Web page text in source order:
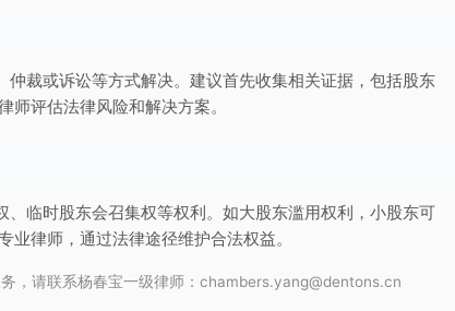
裁或诉讼等方式解决。建议首先收集相关证据，包括股东
评估法律风险和解决方案。
临时股东会召集权等权利。如大股东滥用权利，小股东可
律师，通过法律途径维护合法权益。
，请联系杨春宝一级律师：chambers.yang@dentons.cn